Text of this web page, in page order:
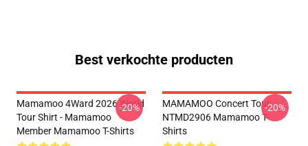
Best verkochte producten
Mamamoo 4Ward 2026 World
Tour Shirt - Mamamoo
Member Mamamoo T-Shirts
-20%
MAMAMOO Concert Tour
NTMD2906 Mamamoo T-
Shirts
-20%